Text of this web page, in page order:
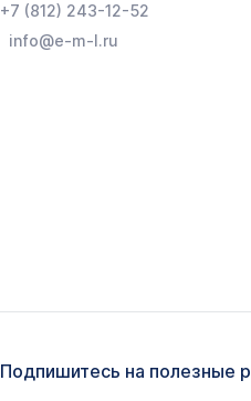
+7 (812) 243-12-52
info@e-m-l.ru
Подпишитесь на полезные